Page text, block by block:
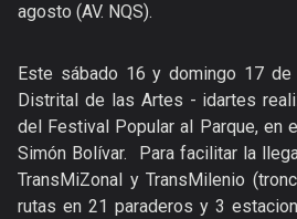
agosto (AV. NQS).
Este sábado 16 y domingo 17
Distrital de las Artes - idartes
del Festival Popular al Parque, en
Simón Bolívar. Para facilitar la
TransMiZonal y TransMilenio
rutas en 21 paraderos y 3